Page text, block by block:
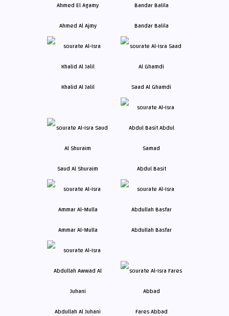
Ahmed Al Ajmy Bandar Balila
Khalid Al Jalil Saad Al Ghamdi
Saud Al Shuraim Abdul Basit
Ammar Al-Mulla Abdullah Basfar
Abdullah Al Juhani Fares Abbad